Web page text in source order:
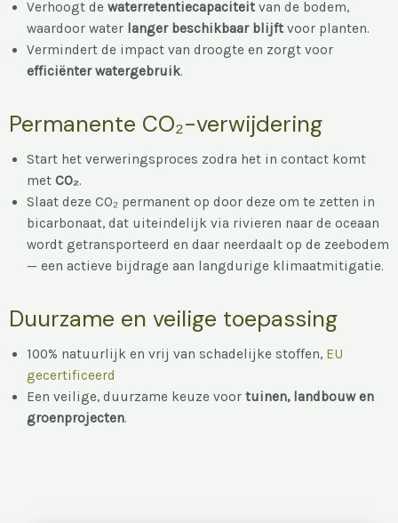
Verhoogt de waterretentiecapaciteit van de bodem,
waardoor water langer beschikbaar blijft voor planten.
Vermindert de impact van droogte en zorgt voor
efficiënter watergebruik.
Permanente CO₂-verwijdering
Start het verweringsproces zodra het in contact komt
met CO₂.
Slaat deze CO₂ permanent op door deze om te zetten in
bicarbonaat, dat uiteindelijk via rivieren naar de oceaan
wordt getransporteerd en daar neerdaalt op de zeebodem
— een actieve bijdrage aan langdurige klimaatmitigatie.
Duurzame en veilige toepassing
100% natuurlijk en vrij van schadelijke stoffen, EU
gecertificeerd
Een veilige, duurzame keuze voor tuinen, landbouw en
groenprojecten.